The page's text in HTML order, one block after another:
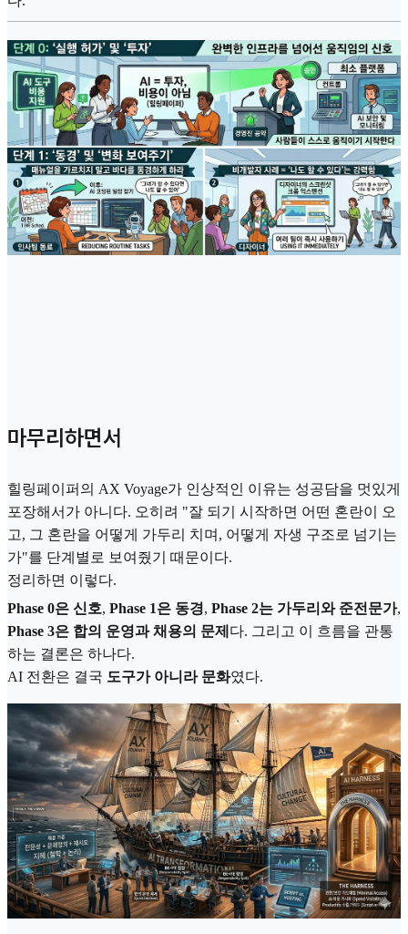
마무리하면서
힐링페이퍼의 AX Voyage가 인상적인 이유는 성공담을 멋있게
포장해서가 아니다. 오히려 "잘 되기 시작하면 어떤 혼란이 오
고, 그 혼란을 어떻게 가두리 치며, 어떻게 자생 구조로 넘기는
가"를 단계별로 보여줬기 때문이다.
정리하면 이렇다.
Phase 0은 신호, Phase 1은 동경, Phase 2는 가두리와 준전문가,
Phase 3은 합의 운영과 채용의 문제 다. 그리고 이 흐름을 관통
하는 결론은 하나다.
AI 전환은 결국 도구가 아니라 문화였다.